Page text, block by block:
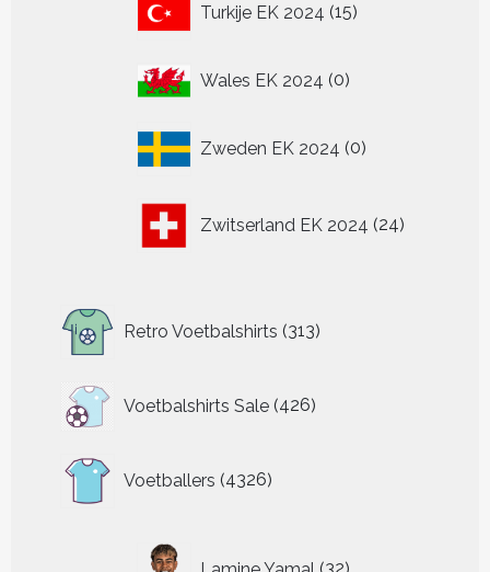
Turkije EK 2024 15
producten
Wales EK 2024 00
Zweden EK 2024 0
producten
Zwitserland EK 2024 24
producten
Retro Voetbalshirts 313
producten
Voetbalshirts Sale 426
426
producten
Voetballers 4326
producten